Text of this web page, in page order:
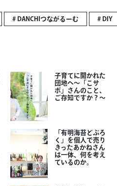
# DANCHIつながるーむ # DIY
子育てに開かれた
団地へ～「こサ
ポ」さんのこと、
ご存知ですか？～
「有明海苔どぶろ
く」を個人で売り
きったあかねさん
は一体、何を考え
ているのか。